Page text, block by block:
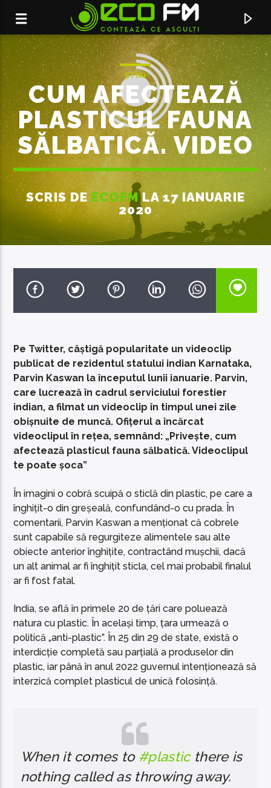
ACUM ÎN DIRECT
OPERATE (FEAT. ROYAL)
EcoFM Chisinau
ȘTIRI
CUM AFECTEAZĂ
PLASTICUL FAUNA
SĂLBATICĂ. VIDEO
SCRIS DEECOFMLA 17 IANUARIE
2020
Pe Twitter, câștigă popularitate un videoclip
publicat de rezidentul statului indian Karnataka,
Parvin Kaswan la începutul lunii ianuarie. Parvin,
care lucrează în cadrul serviciului forestier
indian, a filmat un videoclip în timpul unei zile
obișnuite de muncă. Ofițerul a încărcat
videoclipul în rețea, semnând: „Privește, cum
afectează plasticul fauna sălbatică. Videoclipul
te poate șoca”
În imagini o cobră scuipă o sticlă din plastic, pe care a
înghițit-o din greșeală, confundând-o cu prada. În
comentarii, Parvin Kaswan a menționat că cobrele
sunt capabile să regurgiteze alimentele sau alte
obiecte anterior înghițite, contractând mușchii, dacă
un alt animal ar fi înghițit sticla, cel mai probabil finalul
ar fi fost fatal.
India, se află în primele 20 de țări care poluează
natura cu plastic. În același timp, țara urmează o
politică „anti-plastic”. În 25 din 29 de state, există o
interdicție completă sau parțială a produselor din
plastic, iar până în anul 2022 guvernul intenționează să
interzică complet plasticul de unică folosință.
When it comes to #plasticthere is
nothing called as throwing away.